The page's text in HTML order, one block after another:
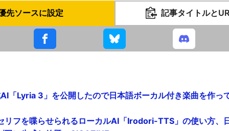
先ソースに設定 記事タイトルと
「Lyria 3」を公開したので日本語ボーカル付き楽曲を作っ
リフを喋らせられるローカルAI「Irodori-TTS」の使い方、